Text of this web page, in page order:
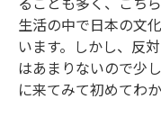
生活の中で日本の文
います。しかし、反
はあまりないので少
に来てみて初めてわ